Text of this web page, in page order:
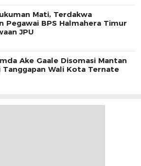
Mati, Terdakwa
Pegawai BPS Halmahera Timur
JPU
Ake Gaale Disomasi Mantan
Tanggapan Wali Kota Ternate